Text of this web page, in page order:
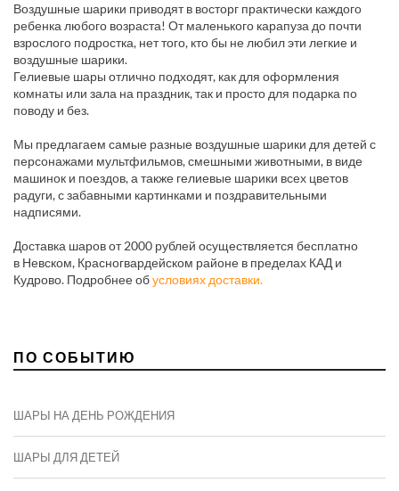
Воздушные шарики приводят в восторг практически каждого
ребенка любого возраста! От маленького карапуза до почти
взрослого подростка, нет того, кто бы не любил эти легкие и
воздушные шарики.
Гелиевые шары отлично подходят, как для оформления
комнаты или зала на праздник, так и просто для подарка по
поводу и без.
Мы предлагаем самые разные воздушные шарики для детей с
персонажами мультфильмов, смешными животными, в виде
машинок и поездов, а также гелиевые шарики всех цветов
радуги, с забавными картинками и поздравительными
надписями.
Доставка шаров от 2000 рублей осуществляется бесплатно
в Невском, Красногвардейском районе в пределах КАД и
Кудрово. Подробнее обусловиях доставки.
ПО СОБЫТИЮ
ШАРЫ НА ДЕНЬ РОЖДЕНИЯ
ШАРЫ ДЛЯ ДЕТЕЙ